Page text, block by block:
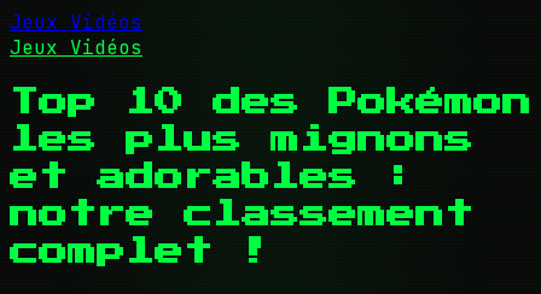
Jeux Vidéos
Jeux Vidéos
Top 10 des Pokémon
les plus mignons
et adorables :
notre classement
complet !